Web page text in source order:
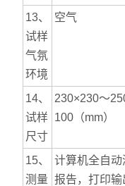
13、
试样
气氛
环境
空气
14、
试样
尺寸
230×230～
100（mm）
15、
测量
计算机全自
报告，打印输